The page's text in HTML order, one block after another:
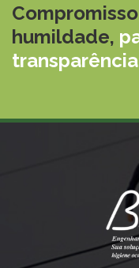
humildade,
transparência